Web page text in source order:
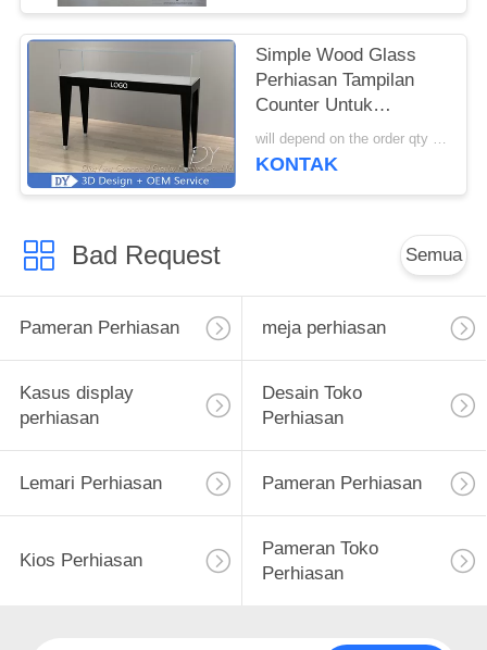
Simple Wood Glass
Perhiasan Tampilan
Counter Untuk
Pameran Dengan Logo
Disesuaikan
will depend on the order qty MOQ:10 pcs / Perhiasan Display Counter
KONTAK
Bad Request Semua
Pameran Perhiasan meja perhiasan
Kasus display
perhiasan
Desain Toko
Perhiasan
Lemari Perhiasan Pameran Perhiasan
Kios Perhiasan
Pameran Toko
Perhiasan